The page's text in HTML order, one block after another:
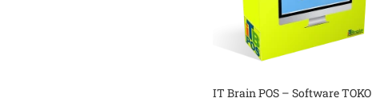
IT Brain POS – Software TOKO